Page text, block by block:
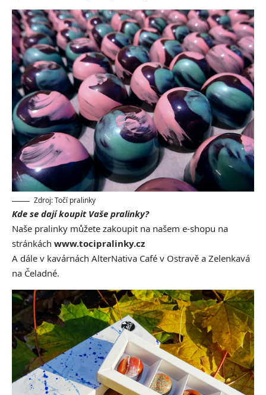
Zdroj: Točí pralinky
Kde se dají koupit Vaše pralinky?
Naše pralinky můžete zakoupit na našem e-shopu na
stránkách www.tocipralinky.cz
A dále v kavárnách AlterNativa Café v Ostravě a Zelenkavá
na Čeladné.